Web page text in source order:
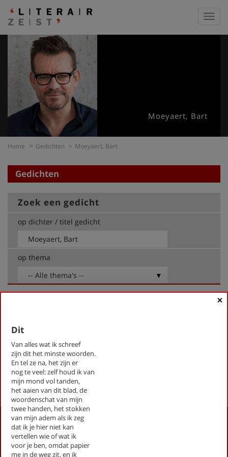
Moeyaert, Bart
Home Gedichten Moeyaert, Bart
Gedichten
Zoek een gedicht
op dichter / titel gedicht
op thema
-- Alle thema's --
Nu
Siberië
«First‹Previous
1 ›Next»Last
×
Dit
Van alles wat ik schreef
zijn dit het minste woorden.
En tel ze na, het zijn er
nog te veel: zelf houd ik van
mijn mond vol tanden,
het aaien van dit blad, de
woordenschat van mijn
twee handen, het stokken
van mijn adem als ik zeg
dat ik je hier niet kan
vertellen wie of wat ik
voor je ben, omdat papier
me in de weg zit, en ik
Activiteiten
Lezingen door en over schrijvers
Stadsdichtersduo van Zeist